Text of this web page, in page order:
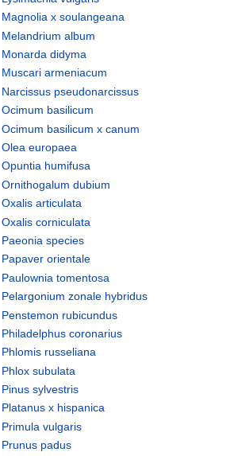
Magnolia x soulangeana
Melandrium album
Monarda didyma
Muscari armeniacum
Narcissus pseudonarcissus
Ocimum basilicum
Ocimum basilicum x canum
Olea europaea
Opuntia humifusa
Ornithogalum dubium
Oxalis articulata
Oxalis corniculata
Paeonia species
Papaver orientale
Paulownia tomentosa
Pelargonium zonale hybridus
Penstemon rubicundus
Philadelphus coronarius
Phlomis russeliana
Phlox subulata
Pinus sylvestris
Platanus x hispanica
Primula vulgaris
Prunus padus